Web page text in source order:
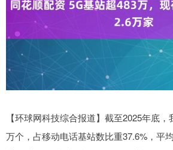
【环球网科技综合报道】截至2025年底
万个，占移动电话基站数比重37.6%，平